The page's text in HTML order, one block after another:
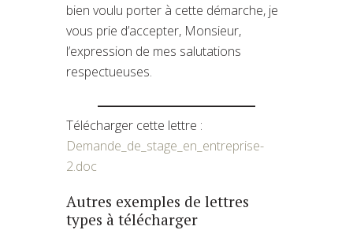
bien voulu porter à cette démarche, je
vous prie d’accepter, Monsieur,
l’expression de mes salutations
respectueuses.
Télécharger cette lettre :
Demande_de_stage_en_entreprise-
2.doc
Autres exemples de lettres
types à télécharger